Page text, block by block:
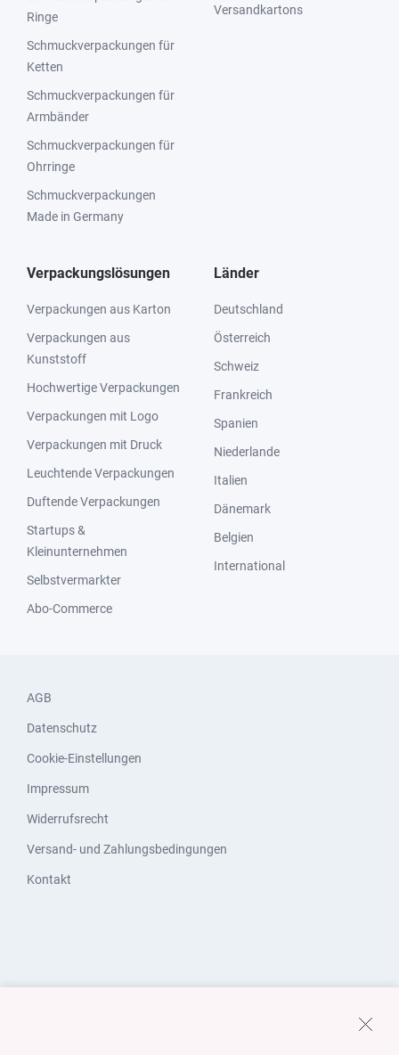
Ringe
Schmuckverpackungen für
Ketten
Schmuckverpackungen für
Armbänder
Schmuckverpackungen für
Ohrringe
Schmuckverpackungen
Made in Germany
Versandkartons
Verpackungslösungen
Verpackungen aus Karton
Verpackungen aus
Kunststoff
Hochwertige Verpackungen
Verpackungen mit Logo
Verpackungen mit Druck
Leuchtende Verpackungen
Duftende Verpackungen
Startups &
Kleinunternehmen
Selbstvermarkter
Abo-Commerce
Länder
Deutschland
Österreich
Schweiz
Frankreich
Spanien
Niederlande
Italien
Dänemark
Belgien
International
AGB
Datenschutz
Cookie-Einstellungen
Impressum
Widerrufsrecht
Versand- und Zahlungsbedingungen
Kontakt